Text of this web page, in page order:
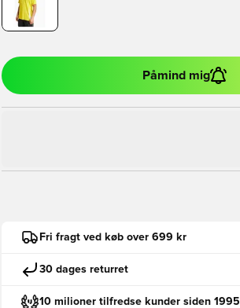
Påmind mig
Fri fragt ved køb over 699 kr
30 dages returret
10 milioner tilfredse kunder siden 1995